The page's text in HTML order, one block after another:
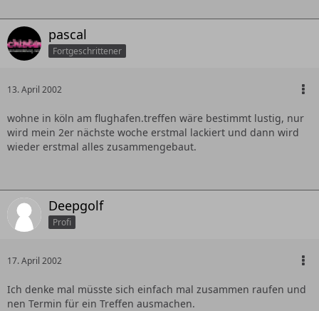
pascal
Fortgeschrittener
13. April 2002
wohne in köln am flughafen.treffen wäre bestimmt lustig, nur
wird mein 2er nächste woche erstmal lackiert und dann wird
wieder erstmal alles zusammengebaut.
Deepgolf
Profi
17. April 2002
Ich denke mal müsste sich einfach mal zusammen raufen und
nen Termin für ein Treffen ausmachen.